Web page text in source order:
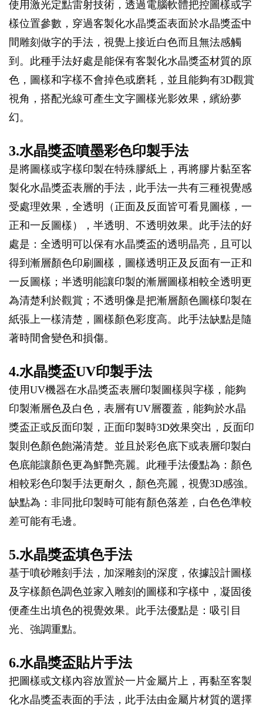
使用激光定點雷射技術，透過電腦軟體把控圖樣或字
樣位置參數，穿過客製化水晶獎盃表面於水晶獎盃中
間雕刻做字的手法，視覺上接近白色而且無法感觸
到。此種手法好處是能保有客製化水晶獎盃材質的原
色，圖樣和字樣不會掉色或磨耗，並且能夠有3D觀賞
視角，搭配光線可產生文字圖樣光影效果，繽紛夢
幻。
3.水晶獎盃噴墨彩色印製手法
是將圖樣或字樣印製在特殊膠紙上，再將膠片黏至客
製化水晶獎盃表層的手法，此手法一共有三種視覺感
受處理效果，全透明（正面及反面皆可看見圖樣，一
正和一反圖樣），半透明、不透明效果。此手法的好
處是：全透明可以保有水晶獎盃的透明晶亮，且可以
得到漸層顏色印刷圖樣，圖樣透明正及反面有一正和
一反圖樣；半透明能讓印製的漸層圖樣相較全透明更
為清楚利於觀賞；不透明像是把漸層顏色圖樣印製在
紙張上一樣清楚，圖樣顏色彩度高。此手法缺點是隨
著時間會變色和損傷。
4.水晶獎盃UV印製手法
使用UV機器在水晶獎盃表層印製圖樣與字樣，能夠
印製漸層色及白色，表層有UV層覆蓋，能夠於水晶
獎盃正或反面印製，正面印製時3D效果突出，反面印
製則色顏色飽滿清楚。並且於彩色底下或表層印製白
色底能讓顏色更為鮮艷亮麗。此種手法優點為：顏色
相較彩色印製手法更耐久，顏色亮麗，視覺3D感強。
缺點為：非同批印製時可能有顏色落差，白色色準較
差可能有毛邊。
5.水晶獎盃填色手法
基于噴砂雕刻手法，加深雕刻的深度，依據設計圖樣
及字樣顏色調色並家入雕刻的圖樣和字樣中，凝固後
便產生出填色的視覺效果。此手法優點是：吸引目
光、強調重點。
6.水晶獎盃貼片手法
把圖樣或文樣內容放置於一片金屬片上，再黏至客製
化水晶獎盃表面的手法，此手法由金屬片材質的選擇